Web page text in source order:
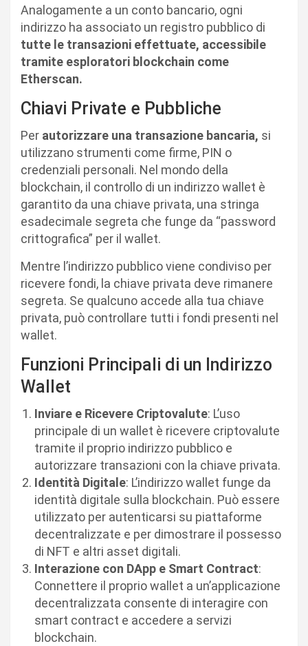
Analogamente a un conto bancario, ogni
indirizzo ha associato un registro pubblico di
tutte le transazioni effettuate, accessibile
tramite esploratori blockchain come
Etherscan.
Chiavi Private e Pubbliche
Per autorizzare una transazione bancaria, si
utilizzano strumenti come firme, PIN o
credenziali personali. Nel mondo della
blockchain, il controllo di un indirizzo wallet è
garantito da una chiave privata, una stringa
esadecimale segreta che funge da “password
crittografica” per il wallet.
Mentre l’indirizzo pubblico viene condiviso per
ricevere fondi, la chiave privata deve rimanere
segreta. Se qualcuno accede alla tua chiave
privata, può controllare tutti i fondi presenti nel
wallet.
Funzioni Principali di un Indirizzo
Wallet
Inviare e Ricevere Criptovalute: L’uso
principale di un wallet è ricevere criptovalute
tramite il proprio indirizzo pubblico e
autorizzare transazioni con la chiave privata.
Identità Digitale: L’indirizzo wallet funge da
identità digitale sulla blockchain. Può essere
utilizzato per autenticarsi su piattaforme
decentralizzate e per dimostrare il possesso
di NFT e altri asset digitali.
Interazione con DApp e Smart Contract:
Connettere il proprio wallet a un’applicazione
decentralizzata consente di interagire con
smart contract e accedere a servizi
blockchain.